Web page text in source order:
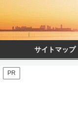
サイトマップ
PR